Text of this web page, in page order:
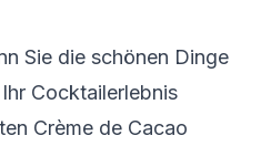
Sie die schönen Dinge
Cocktailerlebnis
Crème de Cacao